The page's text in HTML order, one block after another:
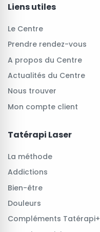
Liens utiles
Le Centre
Prendre rendez-vous
A propos du Centre
Actualités du Centre
Nous trouver
Mon compte client
Tatérapi Laser
La méthode
Addictions
Bien-être
Douleurs
Compléments Tatérapi+